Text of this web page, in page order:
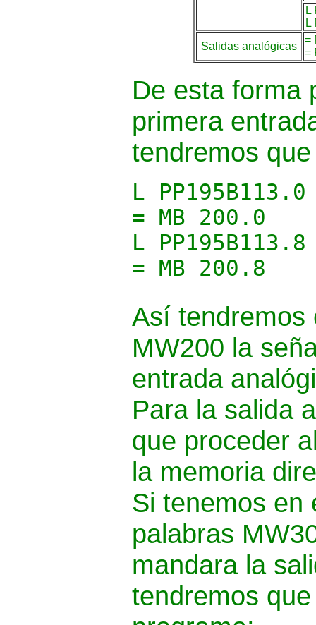
L
L
Salidas analógicas
=
=
De esta forma
primera
tendremos
L PP195B113.0
= MB 200.0
L PP195B113.8
= MB 200.8
Así tendremos
MW200 la
entrada
Para la salida
que proceder
la memoria
Si tenemos en
palabras
mandara la
tendremos